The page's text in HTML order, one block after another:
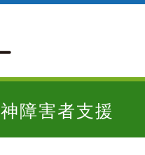
障害者支援